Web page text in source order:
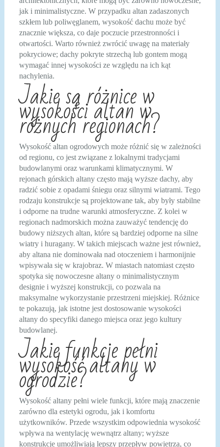
jak i minimalistyczne. W przypadku altan zadaszonych
szkłem lub poliwęglanem, wysokość dachu może być
znacznie większa, co daje poczucie przestronności i
otwartości. Warto również zwrócić uwagę na materiały
pokryciowe; dachy pokryte strzechą lub gontem mogą
wymagać innej wysokości ze względu na ich kąt
nachylenia.
Jakie są różnice w
wysokości altan w
różnych regionach?
Wysokość altan ogrodowych może różnić się w zależności
od regionu, co jest związane z lokalnymi tradycjami
budowlanymi oraz warunkami klimatycznymi. W
rejonach górskich altany często mają wyższe dachy, aby
radzić sobie z opadami śniegu oraz silnymi wiatrami. Tego
rodzaju konstrukcje są projektowane tak, aby były stabilne
i odporne na trudne warunki atmosferyczne. Z kolei w
regionach nadmorskich można zauważyć tendencję do
budowy niższych altan, które są bardziej odporne na silne
wiatry i huragany. W takich miejscach ważne jest również,
aby altana nie dominowała nad otoczeniem i harmonijnie
wpisywała się w krajobraz. W miastach natomiast często
spotyka się nowoczesne altany o minimalistycznym
designie i wyższej konstrukcji, co pozwala na
maksymalne wykorzystanie przestrzeni miejskiej. Różnice
te pokazują, jak istotne jest dostosowanie wysokości
altany do specyfiki danego miejsca oraz jego kultury
budowlanej.
Jakie funkcje pełni
wysokość altany w
ogrodzie?
Wysokość altany pełni wiele funkcji, które mają znaczenie
zarówno dla estetyki ogrodu, jak i komfortu
użytkowników. Przede wszystkim odpowiednia wysokość
wpływa na wentylację wewnątrz altany; wyższe
konstrukcje umożliwiają lepszy przepływ powietrza, co